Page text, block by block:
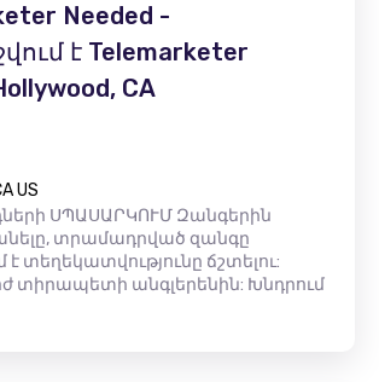
Needed -
է Telemarketer
CA
US
ՍՊԱՍԱՐԿՈՒՄ Զանգերին
տրամադրված զանգը
է տեղեկատվությունը ճշտելու:
տիրապետի անգլերենին: Խնդրում